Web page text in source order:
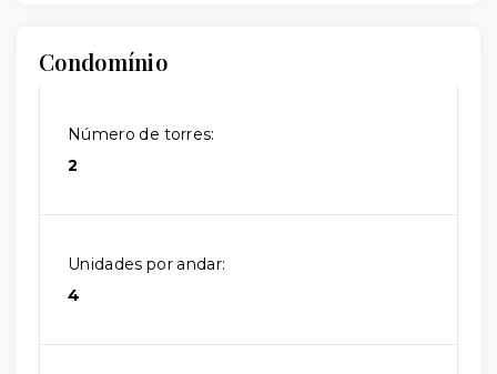
Condomínio
Número de torres:
2
Unidades por andar:
4